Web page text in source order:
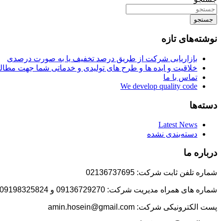
جستجو
نوشته‌های تازه
بازاریابی شرکت از طریق درصد تخفیف یا به صورت درصدی
خلاقیت و ایده ها و طرح های تولیدی و خدماتی شما جهت
تماس با ما
We develop quality code
دسته‌ها
Latest News
دسته‌بندی نشده
درباره ما
شماره تلفن ثابت شرکت: 02136737695
شماره های همراه مدیریت شرکت: 09136729270 و 09198325824
پست الکترونیکی شرکت: amin.hosein@gmail.com